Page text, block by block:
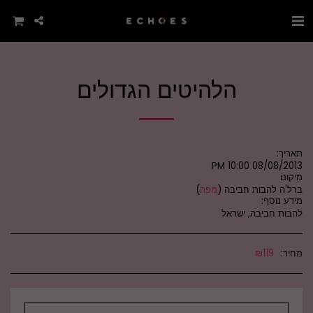
הלהיטים הגדולים
תאריך:
08/08/2013 10:00 PM
מיקום
ברל'ה להבות חביבה (מפה)
מידע נוסף:
להבות חביבה, ישראל
מחיר: ₪119